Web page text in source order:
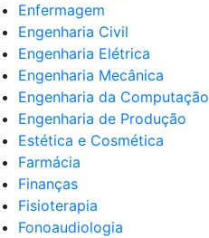
Enfermagem
Engenharia Civil
Engenharia Elétrica
Engenharia Mecânica
Engenharia da Computação
Engenharia de Produção
Estética e Cosmética
Farmácia
Finanças
Fisioterapia
Fonoaudiologia